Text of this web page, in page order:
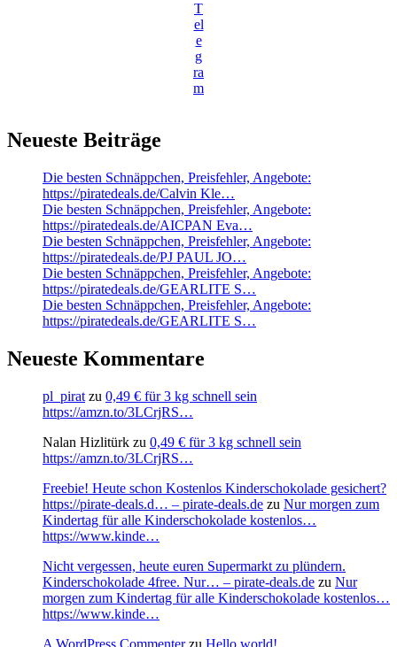
T
el
e
g
ra
m
Neueste Beiträge
Die besten Schnäppchen, Preisfehler, Angebote:
https://piratedeals.de/Calvin Kle…
Die besten Schnäppchen, Preisfehler, Angebote:
https://piratedeals.de/AICPAN Eva…
Die besten Schnäppchen, Preisfehler, Angebote:
https://piratedeals.de/PJ PAUL JO…
Die besten Schnäppchen, Preisfehler, Angebote:
https://piratedeals.de/GEARLITE S…
Die besten Schnäppchen, Preisfehler, Angebote:
https://piratedeals.de/GEARLITE S…
Neueste Kommentare
pl_pirat zu 0,49 € für 3 kg schnell sein
https://amzn.to/3LCrjRS…
Nalan Hizlitürk zu 0,49 € für 3 kg schnell sein
https://amzn.to/3LCrjRS…
Freebie! Heute schon Kostenlos Kinderschokolade gesichert?
https://pirate-deals.d… – pirate-deals.de zu Nur morgen zum
Kindertag für alle Kinderschokolade kostenlos…
https://www.kinde…
Nicht vergessen, heute euren Supermarkt zu plündern.
Kinderschokolade 4free. Nur… – pirate-deals.de zu Nur
morgen zum Kindertag für alle Kinderschokolade kostenlos…
https://www.kinde…
A WordPress Commenterzu Hello world!